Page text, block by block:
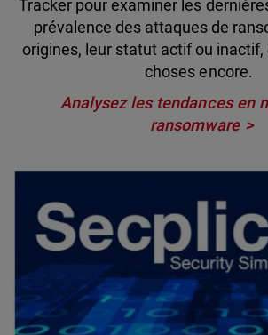
Tracker pour examiner les
prévalence des attaques de
origines, leur statut actif ou
choses encore.
Analysez les tendances en
ransomware